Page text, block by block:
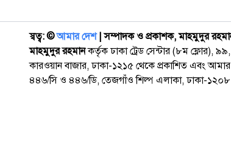
স্বত্ব: ©️আমার দেশ| সম্পাদক ও প্রকাশক, মাহমুদুর
মাহমুদুর রহমানকর্তৃক ঢাকা ট্রেড সেন্টার (৮ম ফ্লোর),
কারওয়ান বাজার, ঢাকা-১২১৫ থেকে প্রকাশিত এবং
৪৪৬/সি ও ৪৪৬/ডি, তেজগাঁও শিল্প এলাকা, ঢাকা-১২০৮